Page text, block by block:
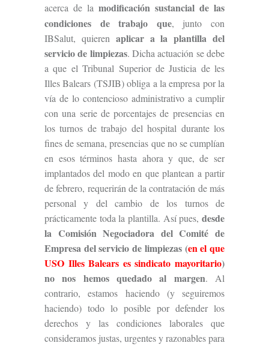
acerca de la modificación sustancial de las
condiciones de trabajo que, junto con
IBSalut, quieren aplicar a la plantilla del
servicio de limpiezas. Dicha actuación se debe
a que el Tribunal Superior de Justicia de les
Illes Balears (TSJIB) obliga a la empresa por la
vía de lo contencioso administrativo a cumplir
con una serie de porcentajes de presencias en
los turnos de trabajo del hospital durante los
fines de semana, presencias que no se cumplían
en esos términos hasta ahora y que, de ser
implantados del modo en que plantean a partir
de febrero, requerirán de la contratación de más
personal y del cambio de los turnos de
prácticamente toda la plantilla. Así pues, desde
la Comisión Negociadora del Comité de
Empresa del servicio de limpiezas (en el que
USO Illes Balears es sindicato mayoritario)
no nos hemos quedado al margen. Al
contrario, estamos haciendo (y seguiremos
haciendo) todo lo posible por defender los
derechos y las condiciones laborales que
consideramos justas, urgentes y razonables para